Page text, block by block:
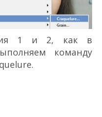
1 и 2, как в
команду